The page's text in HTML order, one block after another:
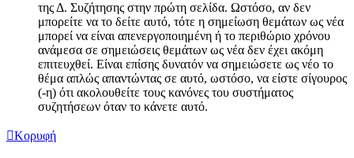
της Δ. Συζήτησης στην πρώτη σελίδα. Ωστόσο, αν δεν
μπορείτε να το δείτε αυτό, τότε η σημείωση θεμάτων ως νέα
μπορεί να είναι απενεργοποιημένη ή το περιθώριο χρόνου
ανάμεσα σε σημειώσεις θεμάτων ως νέα δεν έχει ακόμη
επιτευχθεί. Είναι επίσης δυνατόν να σημειώσετε ως νέο το
θέμα απλώς απαντώντας σε αυτό, ωστόσο, να είστε σίγουρος
(-η) ότι ακολουθείτε τους κανόνες του συστήματος
συζητήσεων όταν το κάνετε αυτό.
Κορυφή